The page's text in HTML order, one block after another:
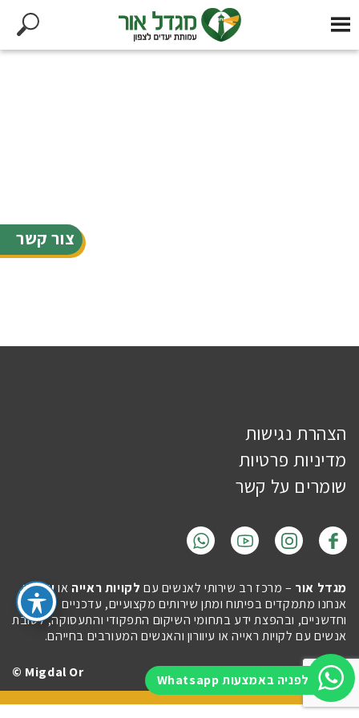
צור קשר
לפניה באמצעות Whatsapp
הצהרת נגישות
מדיניות פרטיות
שומרים על קשר
מגדל אור – מרכז רב שירותי לאנשים עם לקויות ראייה אועיוורון.
אנחנו מתמקדים בפיתוח ומתן שירותים מקצועיים, עדכניים
וחדשניים, ובהפצת ידע בתחומי השיקום התפקודי והתעסוקה, לטובת
אנשים עם לקויות ראייה או עיוורון והאנשים המעורבים בחייהם.
Imaginet
Migdal Or ©